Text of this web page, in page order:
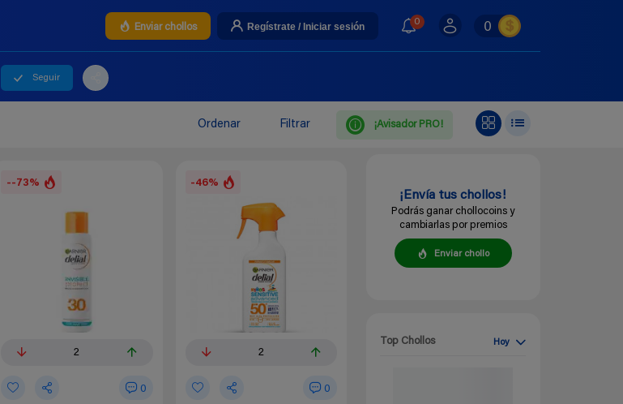
Enviar chollos Regístrate / Iniciar sesión 0 0
Seguir
Ordenar Filtrar ¡Avisador PRO!
--73%
2
0
-46%
2
0
¡Envía tus chollos!
Podrás ganar chollocoins y
cambiarlas por premios
Enviar chollo
Top Chollos Hoy